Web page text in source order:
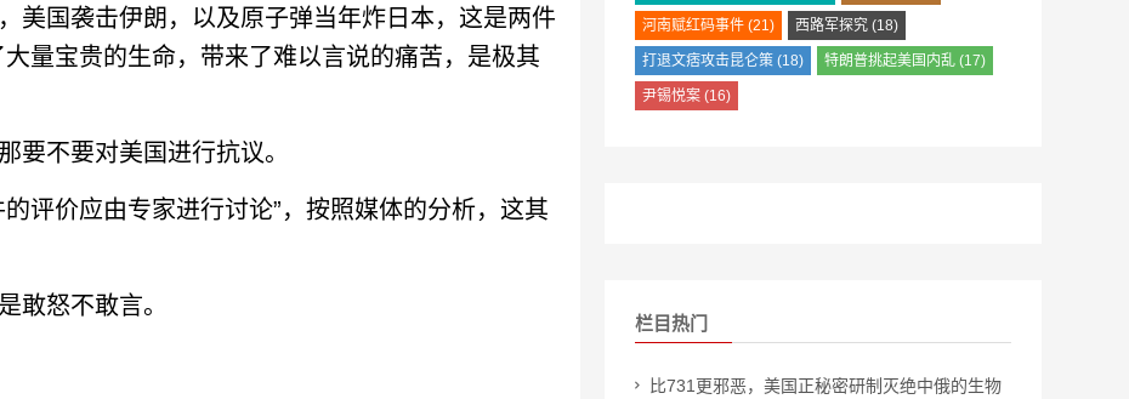
国袭击伊朗，以及原子弹当年炸日本，这是两件
量宝贵的生命，带来了难以言说的痛苦，是极其
不要对美国进行抗议。
价应由专家进行讨论”，按照媒体的分析，这其
怒不敢言。
河南赋红码事件 (21) 西路军探究 (18)
打退文痞攻击昆仑策 (18) 特朗普挑起美国内乱 (17)
尹锡悦案 (16)
栏目热门
比731更邪恶，美国正秘密研制灭绝中俄的生物